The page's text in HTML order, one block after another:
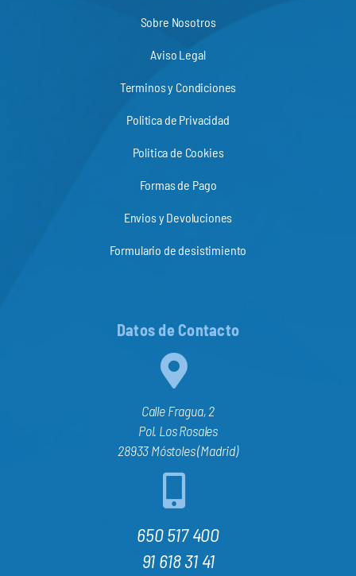
Sobre Nosotros
Aviso Legal
Terminos y Condiciones
Politica de Privacidad
Politica de Cookies
Formas de Pago
Envios y Devoluciones
Formulario de desistimiento
Datos de Contacto
Calle Fragua, 2
Pol. Los Rosales
28933 Móstoles (Madrid)
650 517 400
91 618 31 41